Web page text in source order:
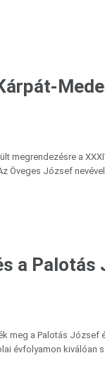
megrendezésre a
Öveges József
a
meg a Palotás József
évfolyamon kiválóan